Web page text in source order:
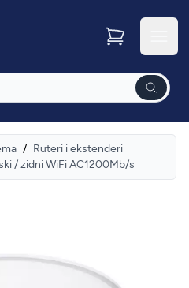
/ Ruteri i ekstenderi
/ zidni WiFi AC1200Mb/s